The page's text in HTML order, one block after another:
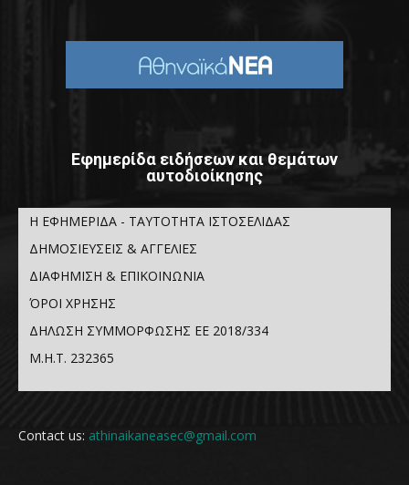
Εφημερίδα ειδήσεων και θεμάτων
αυτοδιοίκησης
Η ΕΦΗΜΕΡΙΔΑ - ΤΑΥΤΟΤΗΤΑ ΙΣΤΟΣΕΛΙΔΑΣ
ΔΗΜΟΣΙΕΥΣΕΙΣ & ΑΓΓΕΛΙΕΣ
ΔΙΑΦΗΜΙΣΗ & ΕΠΙΚΟΙΝΩΝΙΑ
ΌΡΟΙ ΧΡΗΣΗΣ
ΔΗΛΩΣΗ ΣΥΜΜΟΡΦΩΣΗΣ ΕΕ 2018/334
Μ.Η.Τ. 232365
Contact us: athinaikaneasec@gmail.com